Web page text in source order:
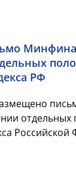
Минфина
РФ
отдельных
Российской